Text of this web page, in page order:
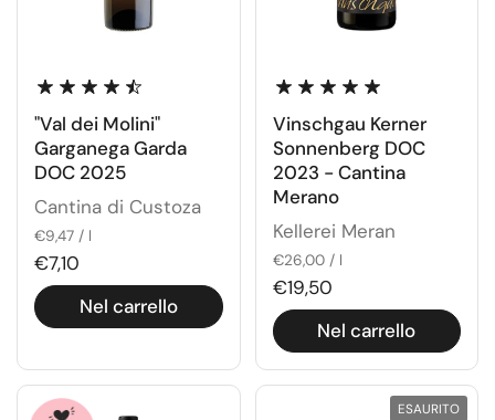
"Val dei Molini"
Garganega Garda
DOC 2025
Cantina di Custoza
€9,47 / l
€7,10
Nel carrello
Vinschgau Kerner
Sonnenberg DOC
2023 - Cantina
Merano
Kellerei Meran
€26,00 / l
€19,50
Nel carrello
ESAURITO